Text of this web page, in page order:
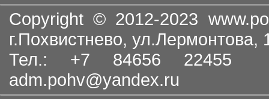
Copyright © 2012-2023
г.Похвистнево, ул.Лермонтова,
Тел.: +7 84656
adm.pohv@yandex.ru